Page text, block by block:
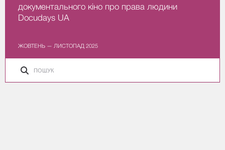
документального кіно про права людини
Docudays UA
ЖОВТЕНЬ — ЛИСТОПАД 2025